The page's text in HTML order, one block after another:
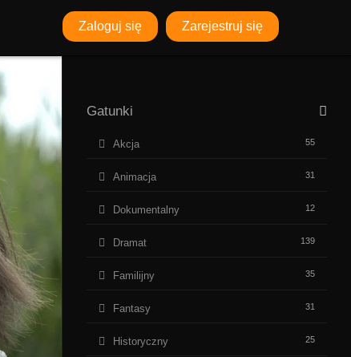
Zarejestruj się
Zaloguj się
Gatunki
Akcja 55
Animacja 31
Dokumentalny 12
Dramat 139
Familijny 35
Fantasy 31
Historyczny 25